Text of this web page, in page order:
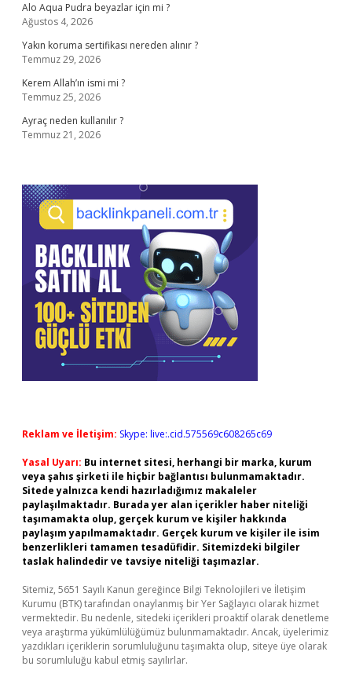
Alo Aqua Pudra beyazlar için mi ?
Ağustos 4, 2026
Yakın koruma sertifikası nereden alınır ?
Temmuz 29, 2026
Kerem Allah’ın ismi mi ?
Temmuz 25, 2026
Ayraç neden kullanılır ?
Temmuz 21, 2026
Reklam ve İletişim: Skype: live:.cid.575569c608265c69
Yasal Uyarı: Bu internet sitesi, herhangi bir marka, kurum
veya şahıs şirketi ile hiçbir bağlantısı bulunmamaktadır.
Sitede yalnızca kendi hazırladığımız makaleler
paylaşılmaktadır. Burada yer alan içerikler haber niteliği
taşımamakta olup, gerçek kurum ve kişiler hakkında
paylaşım yapılmamaktadır. Gerçek kurum ve kişiler ile isim
benzerlikleri tamamen tesadüfidir. Sitemizdeki bilgiler
taslak halindedir ve tavsiye niteliği taşımazlar.
Sitemiz, 5651 Sayılı Kanun gereğince Bilgi Teknolojileri ve İletişim
Kurumu (BTK) tarafından onaylanmış bir Yer Sağlayıcı olarak hizmet
vermektedir. Bu nedenle, sitedeki içerikleri proaktif olarak denetleme
veya araştırma yükümlülüğümüz bulunmamaktadır. Ancak, üyelerimiz
yazdıkları içeriklerin sorumluluğunu taşımakta olup, siteye üye olarak
bu sorumluluğu kabul etmiş sayılırlar.